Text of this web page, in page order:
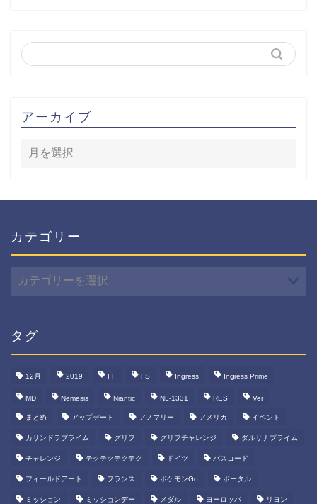
アーカイブ
カテゴリー
テ
ー
タグ
12月 2019 FF FS Ingress Ingress Prime
MD Nemesis Niantic NL-1331 RES Ver
まとめ アップデート アノマリー アメリカ イベント
カサンドラプライム グリフ グリフチャレンジ ダルサナプライム
チャレンジ テクテクテクテク ドイツ パスコード
フィールドアート フランス ポケモンGo ポータル
ミッション ミッションデー メダル ヨーロッパ リヨン